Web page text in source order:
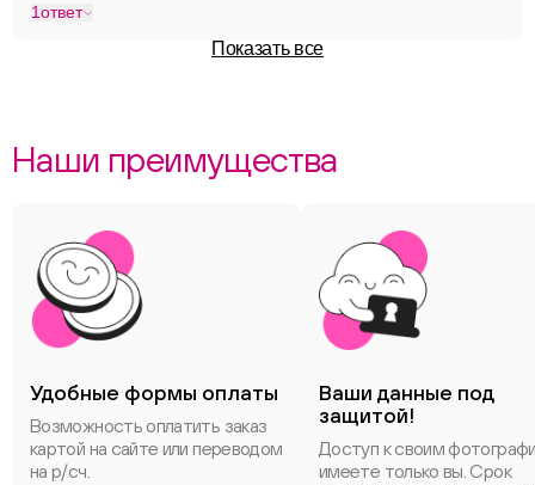
1ответ
Показать все
Наши преимущества
Удобные формы оплаты
Возможность оплатить заказ
картой на сайте или переводом
на р/сч.
Ваши данные под
защитой!
Доступ к своим
имеете только вы. Срок